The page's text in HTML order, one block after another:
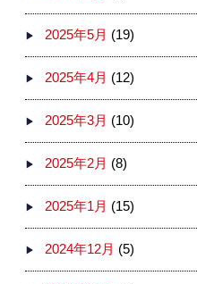
2025年5月 (19)
2025年4月 (12)
2025年3月 (10)
2025年2月 (8)
2025年1月 (15)
2024年12月 (5)